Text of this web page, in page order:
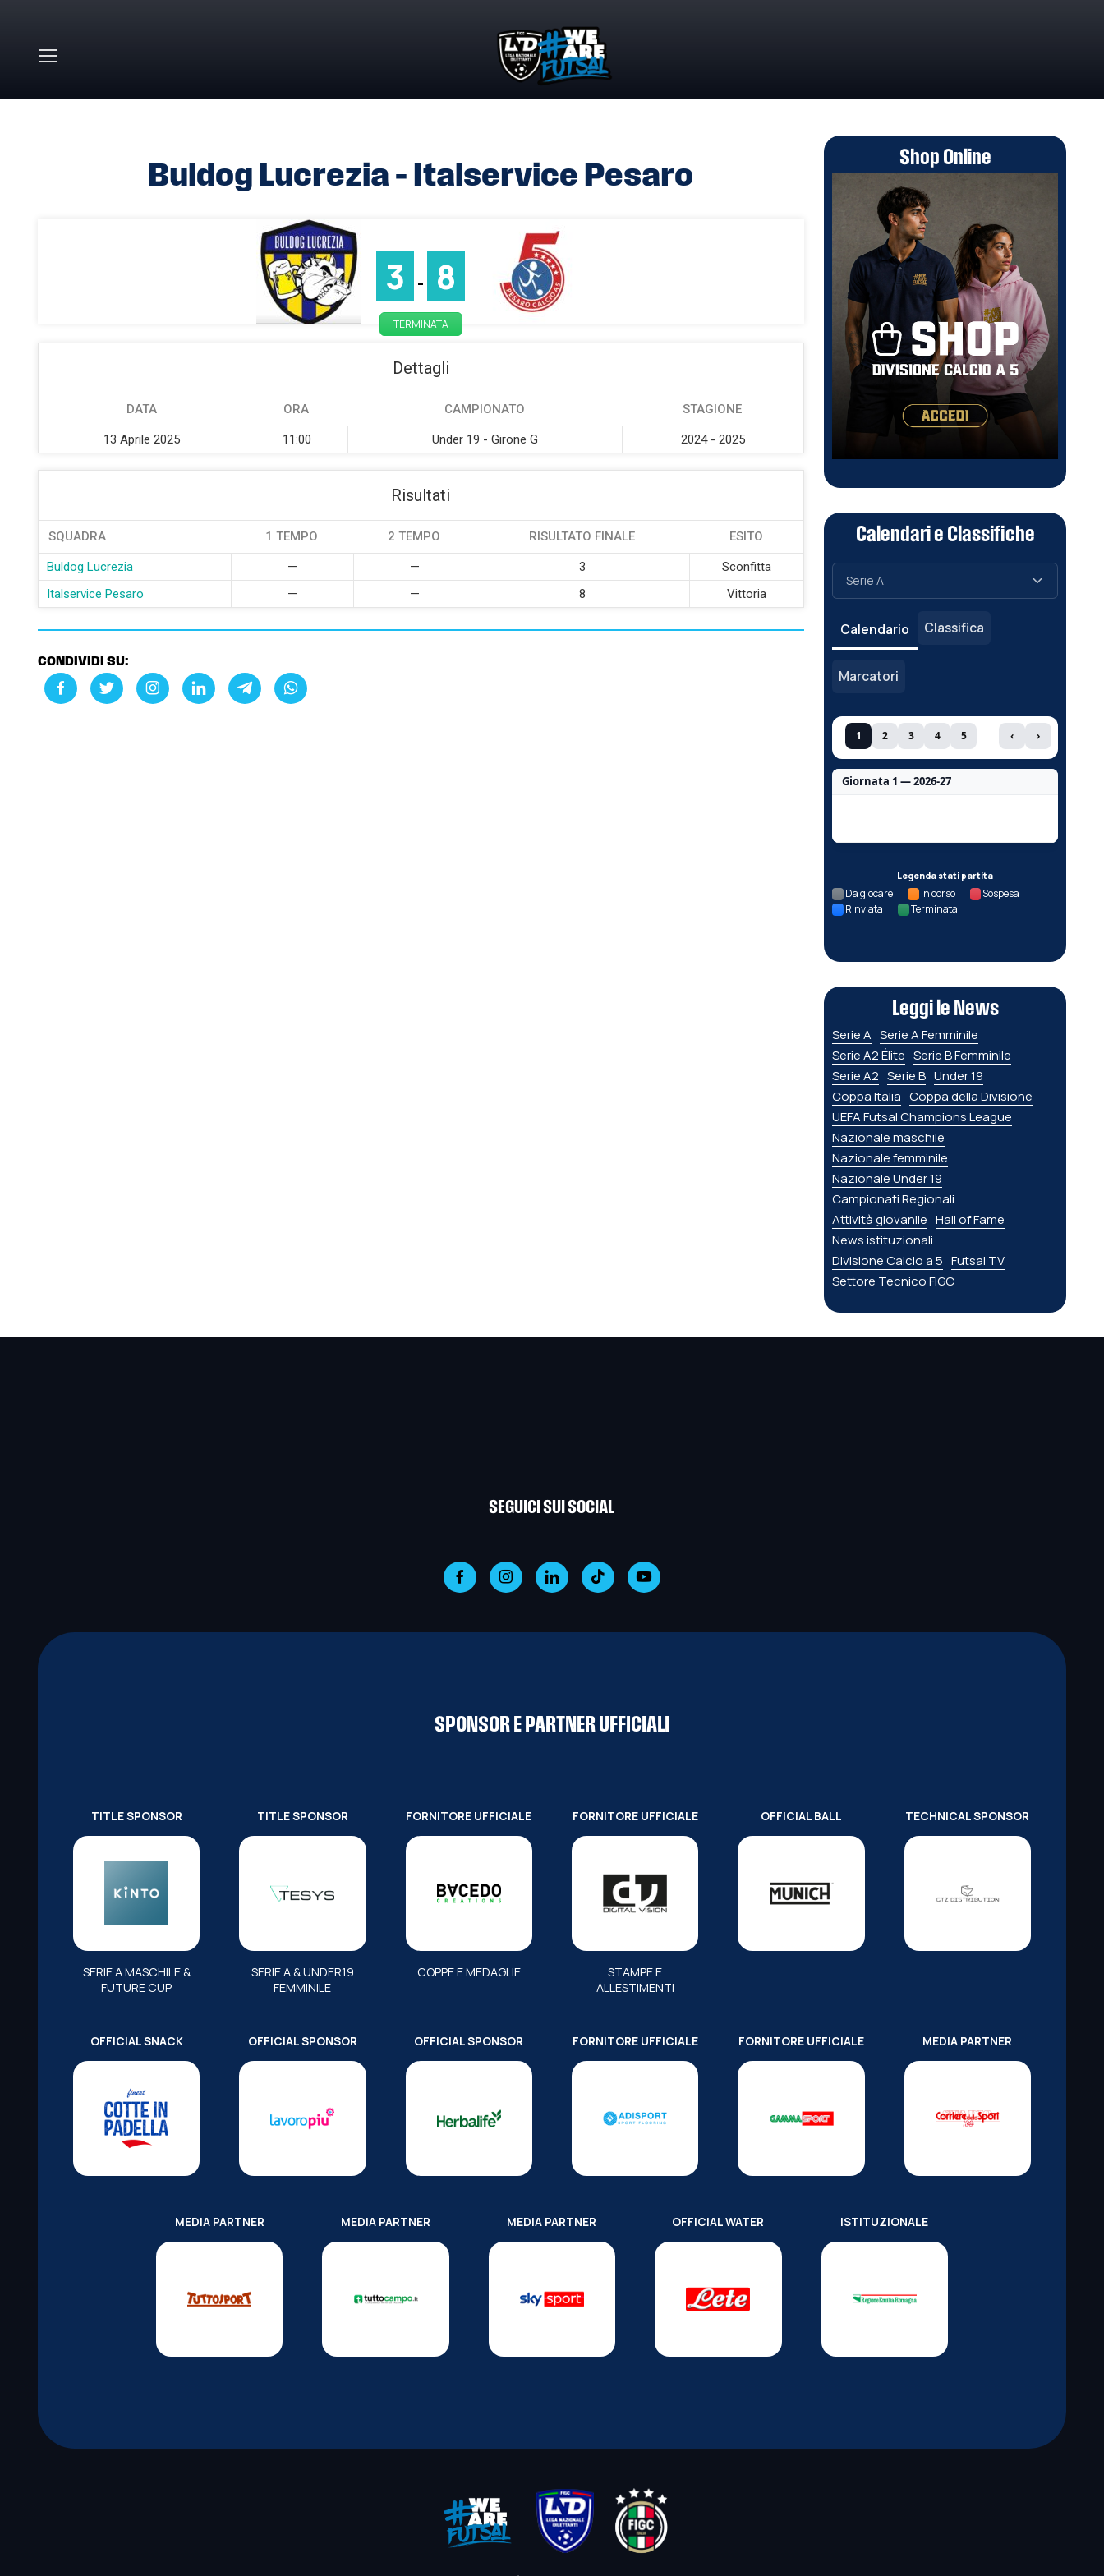
Buldog Lucrezia – Italservice Pesaro
3 - 8
TERMINATA
Dettagli
DATA ORA CAMPIONATO STAGIONE
13 Aprile 2025 11:00 Under 19 - Girone G 2024 - 2025
Risultati
SQUADRA 1 TEMPO 2 TEMPO RISULTATO FINALE ESITO
Buldog Lucrezia — — 3
Sconfitta
Italservice Pesaro
— — 8 Vittoria
CONDIVIDI SU:
Shop Online
Calendari e Classifiche
Calendario Classifica
Marcatori
1 2 3 4 5 ‹ ›
Giornata 1 — 2026-27
Legenda stati partita
Da giocare In corso
Sospesa
Rinviata
Terminata
Leggi le News
Serie A Serie A Femminile
Serie A2 Élite Serie B Femminile
Serie A2 Serie B Under 19
Coppa Italia Coppa della Divisione
UEFA Futsal Champions League
Nazionale maschile
Nazionale femminile
Nazionale Under 19
Campionati Regionali
Attività giovanile Hall of Fame
News istituzionali
Divisione Calcio a 5 Futsal TV
Settore Tecnico FIGC
SEGUICI SUI SOCIAL
SPONSOR E PARTNER UFFICIALI
TITLE SPONSOR
SERIE A MASCHILE &
FUTURE CUP
TITLE SPONSOR
SERIE A & UNDER19
FEMMINILE
FORNITORE UFFICIALE
COPPE E MEDAGLIE
FORNITORE UFFICIALE
STAMPE E
ALLESTIMENTI
OFFICIAL BALL TECHNICAL SPONSOR
OFFICIAL SNACK OFFICIAL SPONSOR OFFICIAL SPONSOR FORNITORE UFFICIALE FORNITORE UFFICIALE MEDIA PARTNER
MEDIA PARTNER MEDIA PARTNER MEDIA PARTNER OFFICIAL WATER ISTITUZIONALE